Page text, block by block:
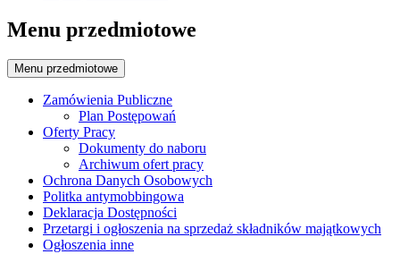
Menu przedmiotowe
Menu przedmiotowe
Zamówienia Publiczne
Plan Postępowań
Oferty Pracy
Dokumenty do naboru
Archiwum ofert pracy
Ochrona Danych Osobowych
Politka antymobbingowa
Deklaracja Dostępności
Przetargi i ogłoszenia na sprzedaż składników majątkowych
Ogłoszenia inne